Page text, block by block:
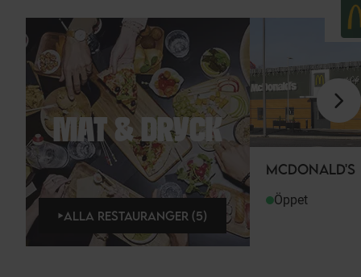
MAT & DRYCK
ALLA RESTAURANGER (5)
MCDONALD'S
Öppet